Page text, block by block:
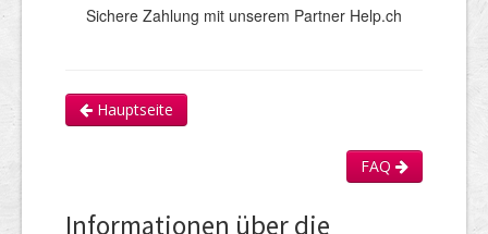
Sichere Zahlung mit unserem Partner Help.ch
Hauptseite
FAQ
Informationen über die